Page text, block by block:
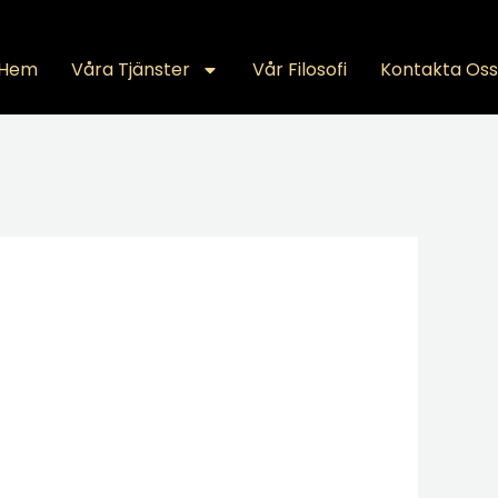
Våra Tjänster Vår Filosofi
Kontakta Oss